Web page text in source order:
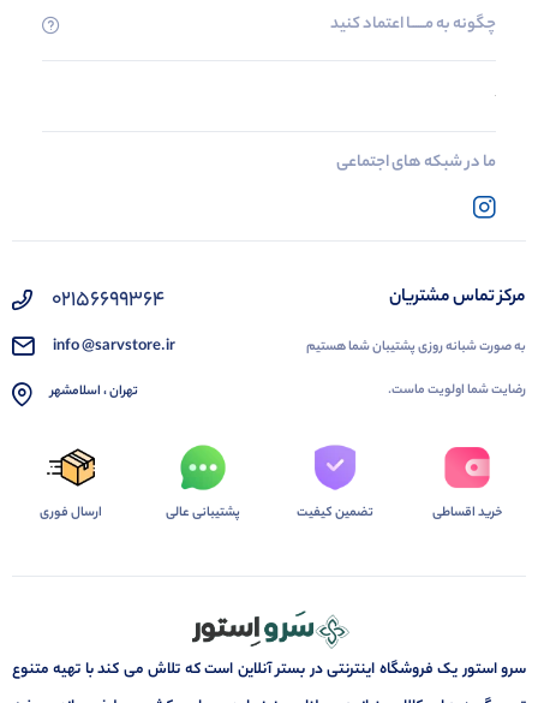
چگونه به مــــــا اعتماد کنید
ما در شبکه های اجتماعی
مرکز تماس مشتریان
به صورت شبانه روزی پشتیبان شما هستیم
رضایت شما اولویت ماست.
02156699364
info @sarvstore.ir
تهران ، اسلامشهر
خرید اقساطی تضمین کیفیت پشتیبانی عالی ارسال فوری
سرو استور یک فروشگاه اینترنتی در بستر آنلاین است که تلاش می کند با تهیه متنوع